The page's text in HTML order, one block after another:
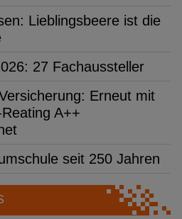
Lieblingsbeere ist die
27 Fachaussteller
Erneut mit
A++
seit 250 Jahren